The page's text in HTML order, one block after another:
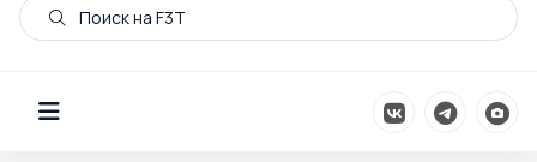
Поиск на F3T